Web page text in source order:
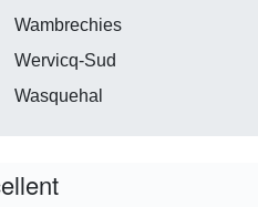
Wambrechies
Wervicq-Sud
Wasquehal